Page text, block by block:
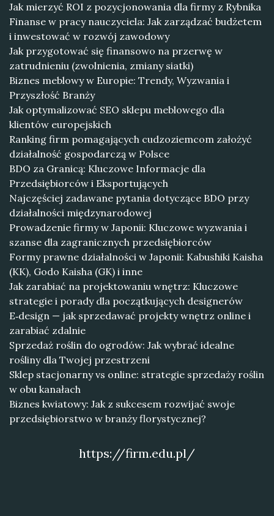
Jak mierzyć ROI z pozycjonowania dla firmy z Rybnika
Finanse w pracy nauczyciela: Jak zarządzać budżetem
i inwestować w rozwój zawodowy
Jak przygotować się finansowo na przerwę w
zatrudnieniu (zwolnienia, zmiany siatki)
Biznes meblowy w Europie: Trendy, Wyzwania i
Przyszłość Branży
Jak optymalizować SEO sklepu meblowego dla
klientów europejskich
Ranking firm pomagających cudzoziemcom założyć
działalność gospodarczą w Polsce
BDO za Granicą: Kluczowe Informacje dla
Przedsiębiorców i Eksportujących
Najczęściej zadawane pytania dotyczące BDO przy
działalności międzynarodowej
Prowadzenie firmy w Japonii: Kluczowe wyzwania i
szanse dla zagranicznych przedsiębiorców
Formy prawne działalności w Japonii: Kabushiki Kaisha
(KK), Godo Kaisha (GK) i inne
Jak zarabiać na projektowaniu wnętrz: Kluczowe
strategie i porady dla początkujących designerów
E‑design — jak sprzedawać projekty wnętrz online i
zarabiać zdalnie
Sprzedaż roślin do ogrodów: Jak wybrać idealne
rośliny dla Twojej przestrzeni
Sklep stacjonarny vs online: strategie sprzedaży roślin
w obu kanałach
Biznes kwiatowy: Jak z sukcesem rozwijać swoje
przedsiębiorstwo w branży florystycznej?
https://firm.edu.pl/